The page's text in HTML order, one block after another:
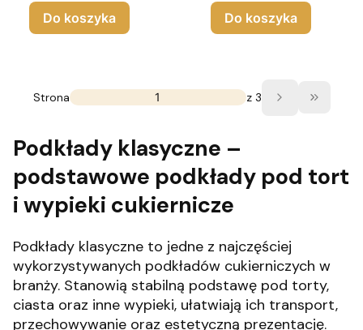
Do koszyka Do koszyka
Strona z 3
Podkłady klasyczne –
podstawowe podkłady pod tort
i wypieki cukiernicze
Podkłady klasyczne to jedne z najczęściej
wykorzystywanych podkładów cukierniczych w
branży. Stanowią stabilną podstawę pod torty,
ciasta oraz inne wypieki, ułatwiają ich transport,
przechowywanie oraz estetyczną prezentację.